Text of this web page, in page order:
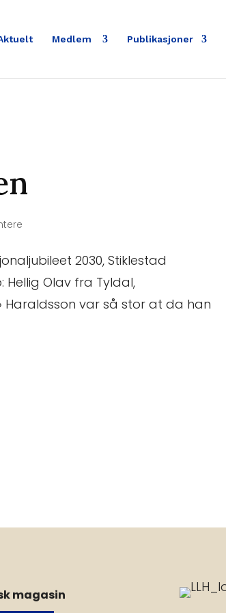
Medlem Publikasjoner
2030, Stiklestad
Hellig Olav fra Tyldal,
Haraldsson var så stor at da han
magasin